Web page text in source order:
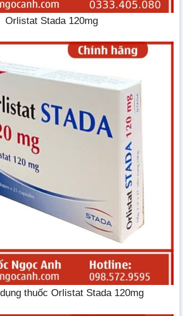
Orlistat Stada 120mg
thuốc Orlistat Stada 120mg